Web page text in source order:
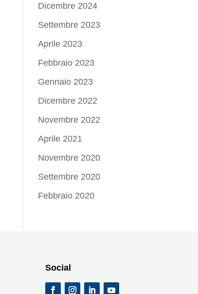
Dicembre 2024
Settembre 2023
Aprile 2023
Febbraio 2023
Gennaio 2023
Dicembre 2022
Novembre 2022
Aprile 2021
Novembre 2020
Settembre 2020
Febbraio 2020
Social